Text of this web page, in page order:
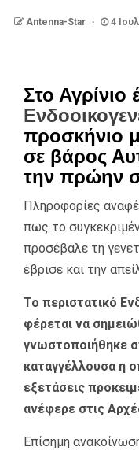
Antenna-Star 4
Στο Αγρίνιο
προσκήνιο
σε βάρος
την πρώην
Πληροφορίες
πως το
προσέβαλε τη
έβρισε και την
Το περιστατικό
φέρεται να
γνωστοποιήθηκε
καταγγέλλουσα η
εξετάσεις
ανέφερε στις
Επίσημη